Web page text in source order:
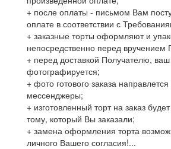
+ после оплаты - письмом Вам
оплате в соответствии с
+ заказные торты оформляют и
непосредственно перед вручением
+ перед доставкой Получателю, ваш
фотографируется;
+ фото готового заказа
мессенджеры;
+ изготовленный торт на заказ
тому, который Вы заказали;
+ замена оформления торта
личного Вашего согласия!...